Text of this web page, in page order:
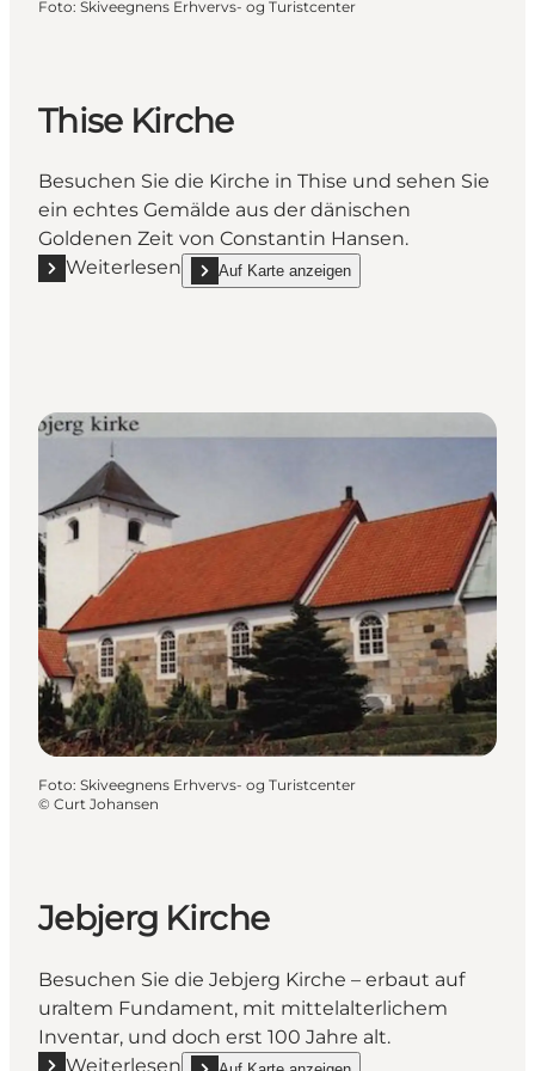
Foto: Skiveegnens Erhvervs- og Turistcenter
Thise Kirche
Besuchen Sie die Kirche in Thise und sehen Sie
ein echtes Gemälde aus der dänischen
Goldenen Zeit von Constantin Hansen.
Weiterlesen
Mehr erfahren "Thise Kirche"
Auf Karte anzeigen
show Thise Kirche on_map
Foto: Skiveegnens Erhvervs- og Turistcenter
© Curt Johansen
Jebjerg Kirche
Besuchen Sie die Jebjerg Kirche – erbaut auf
uraltem Fundament, mit mittelalterlichem
Inventar, und doch erst 100 Jahre alt.
Weiterlesen